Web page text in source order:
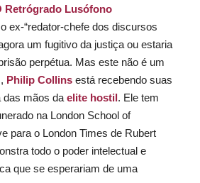
Retrógrado Lusófono
ex-“redator-chefe dos discursos
um fugitivo da justiça ou estaria
perpétua. Mas este não é um
Philip Collinsestá recebendo suas
das mãos daelite hostil. Ele tem
na London School of
para o London Times de Rubert
todo o poder intelectual e
que se esperariam de uma